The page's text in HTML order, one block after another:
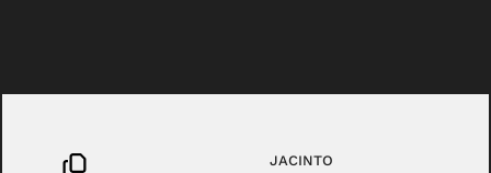
JACINTO